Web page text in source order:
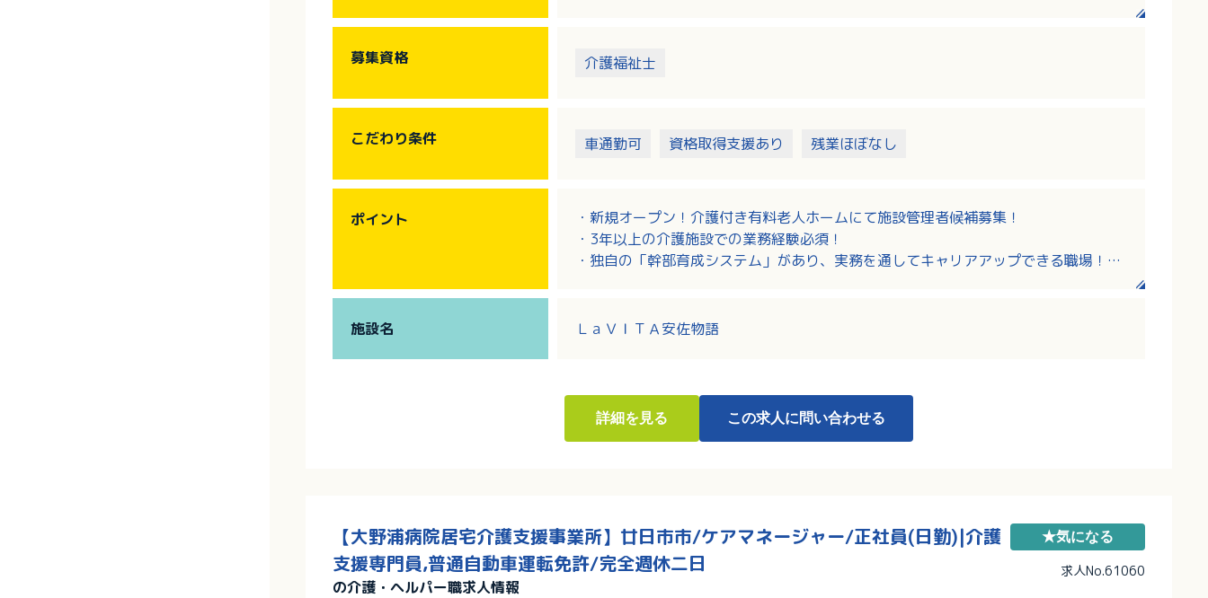
・介護現場業務
・医療への報告
募集資格 介護福祉士
こだわり条件 車通勤可 資格取得支援あり 残業ほぼなし
ポイント
・新規オープン！介護付き有料老人ホームにて施設管理者候補募集！
・3年以上の介護施設での業務経験必須！
・独自の「幹部育成システム」があり、実務を通してキャリアアップできる職場！資
・勤務日数・時間などいろいろご相談できる職場です！学校行事・家事・育児の都合
施設名 ＬａＶＩＴＡ安佐物語
詳細を見る この求人に問い合わせる
【大野浦病院居宅介護支援事業所】廿日市市/ケアマネージャー/正社員(日勤)|介護
支援専門員,普通自動車運転免許/完全週休二日
の介護・ヘルパー職求人情報
★気になる
求人No.61060